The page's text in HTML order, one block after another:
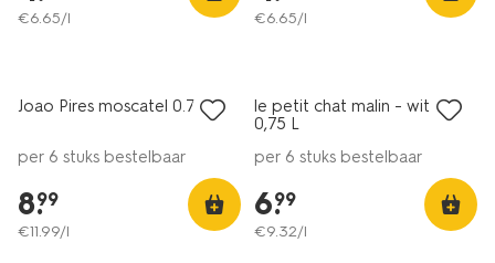
€6.65/l €6.65/l
8.5
Joao Pires moscatel 0.75L
per 6 stuks bestelbaar
8.
99
€11.99/l
8
le petit chat malin - wit -
0,75 L
per 6 stuks bestelbaar
6.
99
€9.32/l